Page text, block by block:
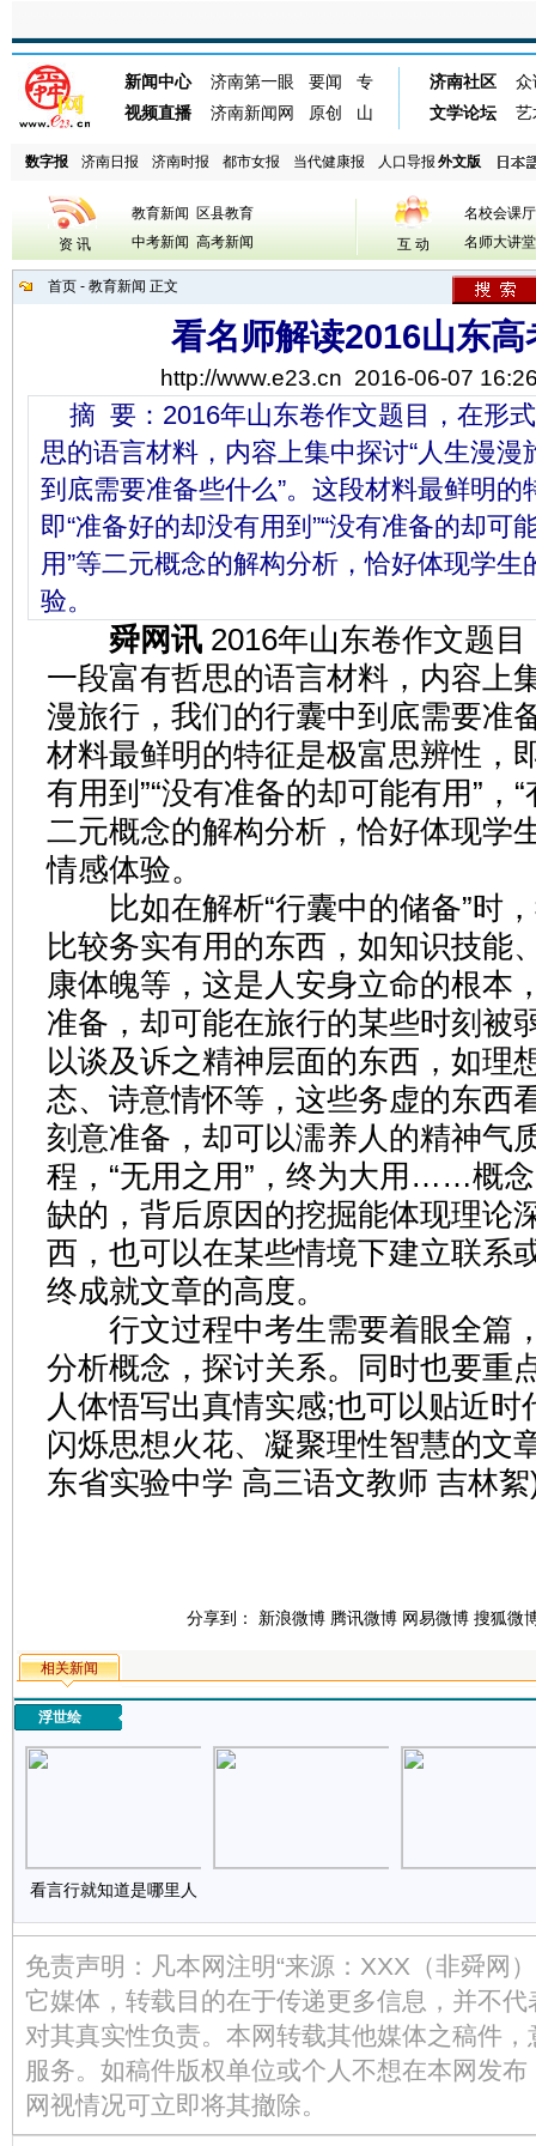
数字报 济南日报 济南时报 都市女报 当代健康报 人口导报 外文版
教育新闻
区县教育
中考新闻 高考新闻
名校会课厅
名师大讲堂
资 讯 互 动
首页 - 教育新闻 正文
看名师解读2016山东高
http://www.e23.cn 2016-06-07
摘 要：2016年山东卷作文题目，在形
思的语言材料，内容上集中探讨“人生漫漫
到底需要准备些什么”。这段材料最鲜明的
即“准备好的却没有用到”“没有准备的却可
用”等二元概念的解构分析，恰好体现学
验。
舜网讯 2016年山东卷作文题
一段富有哲思的语言材料，内容上
漫旅行，我们的行囊中到底需要准
材料最鲜明的特征是极富思辨性，
有用到”“没有准备的却可能有用”，“
二元概念的解构分析，恰好体现学
情感体验。
比如在解析“行囊中的储备”时，
比较务实有用的东西，如知识技能
康体魄等，这是人安身立命的根本
准备，却可能在旅行的某些时刻被
以谈及诉之精神层面的东西，如理
态、诗意情怀等，这些务虚的东西
刻意准备，却可以濡养人的精神气
程，“无用之用”，终为大用……概
缺的，背后原因的挖掘能体现理论
西，也可以在某些情境下建立联系
终成就文章的高度。
行文过程中考生需要着眼全篇
分析概念，探讨关系。同时也要重
人体悟写出真情实感;也可以贴近时
闪烁思想火花、凝聚理性智慧的文
东省实验中学 高三语文教师 吉林
分享到： 新浪微博 腾讯微博 网易微博 搜狐微
相关新闻
浮世绘
看言行就知道是哪里人
免责声明：凡本网注明“来源：XXX（非舜网
它媒体，转载目的在于传递更多信息，并不
对其真实性负责。本网转载其他媒体之稿件
服务。如稿件版权单位或个人不想在本网发
网视情况可立即将其撤除。